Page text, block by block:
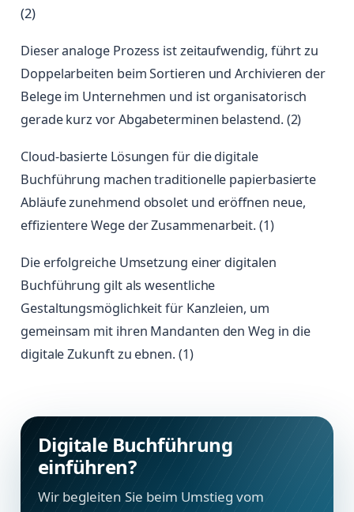
(2)
Dieser analoge Prozess ist zeitaufwendig, führt zu
Doppelarbeiten beim Sortieren und Archivieren der
Belege im Unternehmen und ist organisatorisch
gerade kurz vor Abgabeterminen belastend. (2)
Cloud-basierte Lösungen für die digitale
Buchführung machen traditionelle papierbasierte
Abläufe zunehmend obsolet und eröffnen neue,
effizientere Wege der Zusammenarbeit. (1)
Die erfolgreiche Umsetzung einer digitalen
Buchführung gilt als wesentliche
Gestaltungsmöglichkeit für Kanzleien, um
gemeinsam mit ihren Mandanten den Weg in die
digitale Zukunft zu ebnen. (1)
Digitale Buchführung
einführen?
Wir begleiten Sie beim Umstieg vom